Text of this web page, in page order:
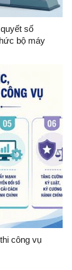
số
bộ máy
công vụ